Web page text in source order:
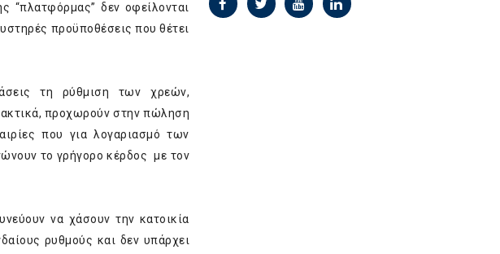
“πλατφόρμας” δεν οφείλονται
προϋποθέσεις που θέτει
τη ρύθμιση των χρεών,
προχωρούν στην πώληση
που για λογαριασμό των
το γρήγορο κέρδος με τον
να χάσουν την κατοικία
ρυθμούς και δεν υπάρχει